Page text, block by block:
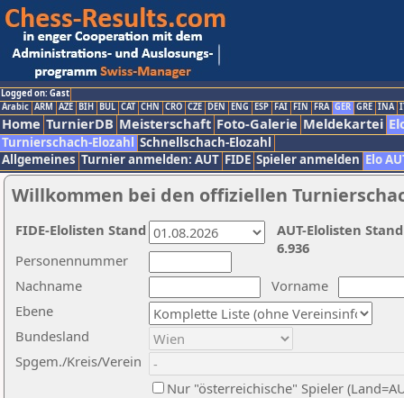
Logged on: Gast
Arabic ARM AZE BIH BUL CAT CHN CRO CZE DEN ENG ESP FAI FIN FRA GER GRE INA
Home TurnierDB Meisterschaft Foto-Galerie Meldekartei
Turnierschach-Elozahl Schnellschach-Elozahl
Allgemeines Turnier anmelden: AUT FIDE Spieler anmelden Elo
Willkommen bei den offiziellen
Nachname
Vorname
Ebene
Personennummer
Bundesland
Spgem./Kreis/Verein
Nur "österreichische" Spieler
AUT-Elolisten
6.936
FIDE-Elolisten Stand